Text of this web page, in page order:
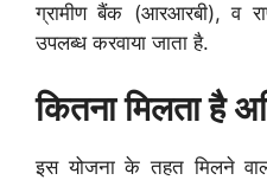
ग्रामीण बैंक (आरआरबी), व
उपलब्ध करवाया जाता है.
कितना मिलता है
इस योजना के तहत मिलने